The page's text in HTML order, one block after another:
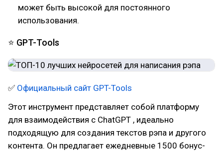
может быть высокой для постоянного
использования.
⭐ GPT-Tools
✅ Официальный сайт GPT-Tools
Этот инструмент представляет собой платформу
для взаимодействия с ChatGPT , идеально
подходящую для создания текстов рэпа и другого
контента. Он предлагает ежедневные 1500 бонус-